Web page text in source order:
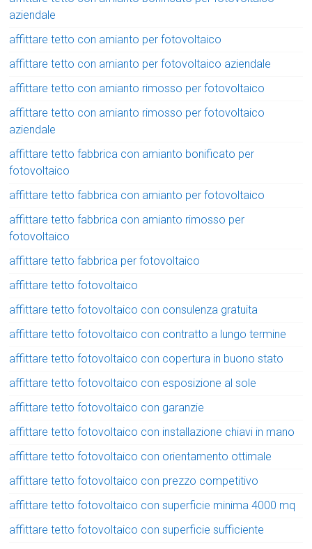
aziendale
affittare tetto con amianto per fotovoltaico
affittare tetto con amianto per fotovoltaico aziendale
affittare tetto con amianto rimosso per fotovoltaico
affittare tetto con amianto rimosso per fotovoltaico
aziendale
affittare tetto fabbrica con amianto bonificato per
fotovoltaico
affittare tetto fabbrica con amianto per fotovoltaico
affittare tetto fabbrica con amianto rimosso per
fotovoltaico
affittare tetto fabbrica per fotovoltaico
affittare tetto fotovoltaico
affittare tetto fotovoltaico con consulenza gratuita
affittare tetto fotovoltaico con contratto a lungo termine
affittare tetto fotovoltaico con copertura in buono stato
affittare tetto fotovoltaico con esposizione al sole
affittare tetto fotovoltaico con garanzie
affittare tetto fotovoltaico con installazione chiavi in mano
affittare tetto fotovoltaico con orientamento ottimale
affittare tetto fotovoltaico con prezzo competitivo
affittare tetto fotovoltaico con superficie minima 4000 mq
affittare tetto fotovoltaico con superficie sufficiente